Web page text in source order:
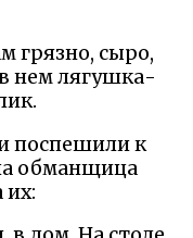
грязно, сыро,
нем лягушка-
поспешили к
обманщица
их: